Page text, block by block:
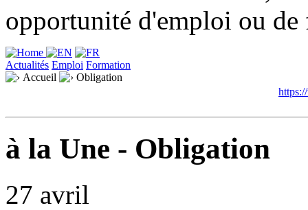
opportunité d'emploi ou
Actualités Emploi Formation
Accueil
Obligation
à la Une - Obligation
27 avril